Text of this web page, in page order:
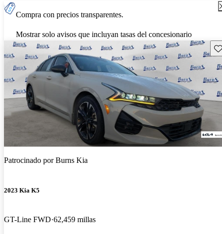
Compra con precios transparentes.
Mostrar solo avisos que incluyan tasas del concesionario
Patrocinado porBurns Kia
2023 Kia K5
GT-Line FWD 62,459 millas